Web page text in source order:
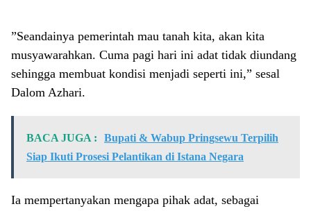
​”Seandainya pemerintah mau tanah kita, akan kita
musyawarahkan. Cuma pagi hari ini adat tidak diundang
sehingga membuat kondisi menjadi seperti ini,” sesal
Dalom Azhari.
BACA JUGA :
Bupati & Wabup Pringsewu Terpilih
Siap Ikuti Prosesi Pelantikan di Istana Negara
Ia mempertanyakan mengapa pihak adat, sebagai